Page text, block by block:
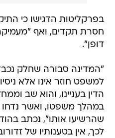
בפרקליטות הדגישו כי
חסרת תקדים, ואף
דופן".
"המדינה סבורה שחלק
למשפט חוזר אינו אלא
הדין בעניינו, והוא שב
במהלך משפטו, ואשר
שהרשיעו אותו", נכתב
לכך, אין בטענותיו של